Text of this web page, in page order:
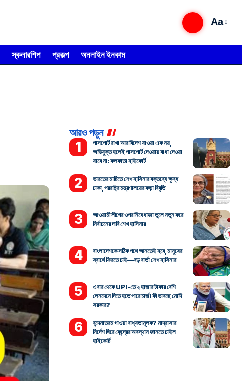
Aa
স্কলারশিপ প্রকল্প অনলাইন ইনকাম
আরও পড়ুন
পাসপোর্ট রাখা আর বিদেশ যাওয়া এক নয়,
অভিযুক্ত হলেই পাসপোর্ট দেওয়ায় বাধা দেওয়া
যাবে না: কলকাতা হাইকোর্ট
ভারতের মাটিতে শেখ হাসিনার বক্তব্যে ক্ষুব্ধ
ঢাকা, পররাষ্ট্র মন্ত্রণালয়ের কড়া বিবৃতি
আওয়ামী লীগের ওপর নিষেধাজ্ঞা তুলে নতুন করে
নির্বাচনের দাবি শেখ হাসিনার
বাংলাদেশকে সঠিক পথে আনতেই হবে, মানুষের
স্বার্থে ফিরতে চাই—বড় বার্তা শেখ হাসিনার
এবার থেকে UPI-তে ২ হাজার টাকার বেশি
লেনদেনে দিতে হতে পারে চার্জ! কী ভাবছে মোদি
সরকার?
বন্দেমাতরম গাওয়া বাধ্যতামূলক? মাদ্রাসার
নির্দেশ ঘিরে কেন্দ্রের অবস্থান জানতে চাইল
হাইকোর্ট